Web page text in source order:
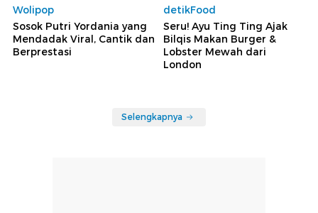
Wolipop
Sosok Putri Yordania yang
Mendadak Viral, Cantik dan
Berprestasi
detikFood
Seru! Ayu Ting Ting Ajak
Bilqis Makan Burger &
Lobster Mewah dari
London
Selengkapnya